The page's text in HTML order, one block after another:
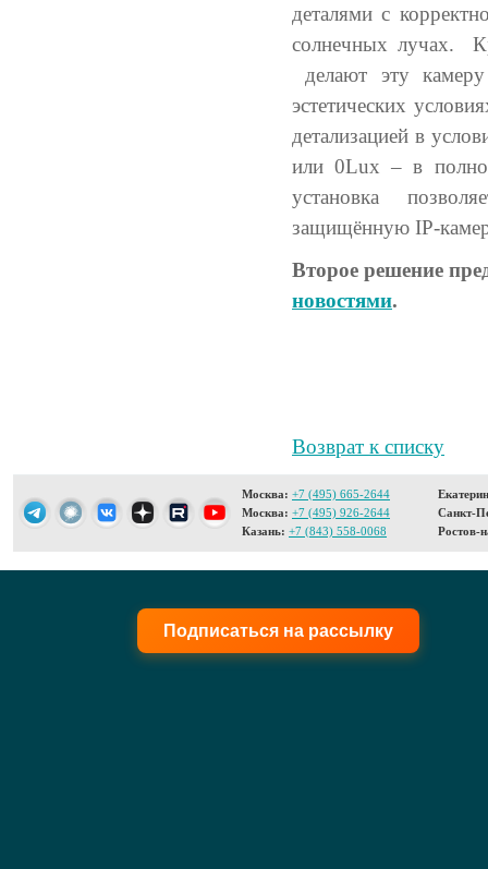
деталями с
солнечных лучах.
делают эту
эстетических
детализацией в
или 0Lux – в
установка
защищённую IP-
Второе решение
новостями.
Возврат к списку
Москва: +7 (495) 665-2644
Москва: +7 (495) 926-2644
Казань: +7 (843) 558-0068
Санкт-
Ростов-
Подписаться на рассылку